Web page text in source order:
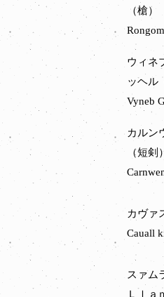
（槍）
ウィネ
ッヘル
Vyneb
カルン
（短剣）
カヴァ
Cauall
スァム
Ｌｌａ